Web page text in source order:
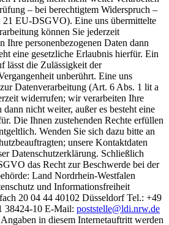
– bei berechtigtem Widerspruch –
EU-DSGVO). Eine uns übermittelte
können Sie jederzeit
Ihre personenbezogenen Daten dann
eine gesetzliche Erlaubnis hierfür. Ein
lässt die Zulässigkeit der
unberührt. Eine uns
Datenverarbeitung (Art. 6 Abs. 1 lit a
widerrufen; wir verarbeiten Ihre
dann nicht weiter, außer es besteht eine
Die Ihnen zustehenden Rechte erfüllen
Wenden Sie sich dazu bitte an
unsere Kontaktdaten
Datenschutzerklärung. Schließlich
das Recht zur Beschwerde bei der
Land Nordrhein-Westfalen
und Informationsfreiheit
20 04 44 40102 Düsseldorf Tel.: +49
38424-10 E-Mail: poststelle@ldi.nrw.de
in diesem Internetauftritt werden